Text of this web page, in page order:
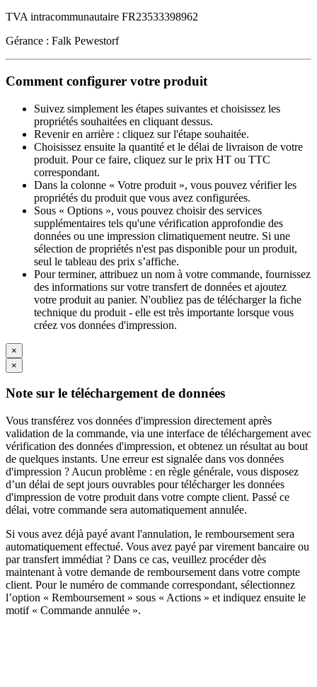
TVA intracommunautaire FR23533398962
Gérance : Falk Pewestorf
Comment configurer votre produit
Suivez simplement les étapes suivantes et choisissez les
propriétés souhaitées en cliquant dessus.
Revenir en arrière : cliquez sur l'étape souhaitée.
Choisissez ensuite la quantité et le délai de livraison de votre
produit. Pour ce faire, cliquez sur le prix HT ou TTC
correspondant.
Dans la colonne « Votre produit », vous pouvez vérifier les
propriétés du produit que vous avez configurées.
Sous « Options », vous pouvez choisir des services
supplémentaires tels qu'une vérification approfondie des
données ou une impression climatiquement neutre. Si une
sélection de propriétés n'est pas disponible pour un produit,
seul le tableau des prix s’affiche.
Pour terminer, attribuez un nom à votre commande, fournissez
des informations sur votre transfert de données et ajoutez
votre produit au panier. N'oubliez pas de télécharger la fiche
technique du produit - elle est très importante lorsque vous
créez vos données d'impression.
×
×
Note sur le téléchargement de données
Vous transférez vos données d'impression directement après
validation de la commande, via une interface de téléchargement avec
vérification des données d'impression, et obtenez un résultat au bout
de quelques instants. Une erreur est signalée dans vos données
d'impression ? Aucun problème : en règle générale, vous disposez
d’un délai de sept jours ouvrables pour télécharger les données
d'impression de votre produit dans votre compte client. Passé ce
délai, votre commande sera automatiquement annulée.
Si vous avez déjà payé avant l'annulation, le remboursement sera
automatiquement effectué. Vous avez payé par virement bancaire ou
par transfert immédiat ? Dans ce cas, veuillez procéder dès
maintenant à votre demande de remboursement dans votre compte
client. Pour le numéro de commande correspondant, sélectionnez
l’option « Remboursement » sous « Actions » et indiquez ensuite le
motif « Commande annulée ».